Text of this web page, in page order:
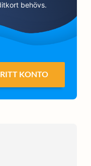
behövs.
KONTO